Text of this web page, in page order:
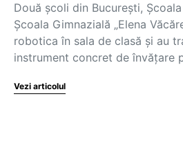
Două școli din București,
Școala Gimnazială „Elena
robotica în sala de clasă și au
instrument concret de învățare
Vezi articolul